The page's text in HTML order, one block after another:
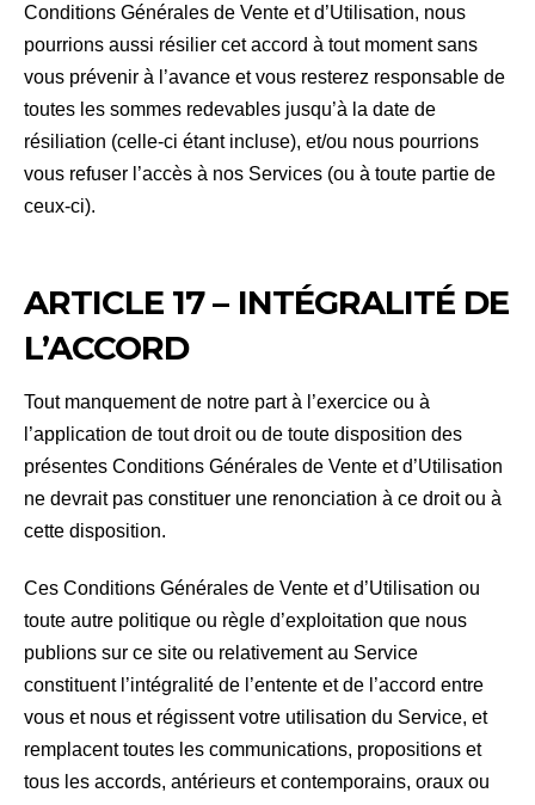
Conditions Générales de Vente et d’Utilisation, nous
pourrions aussi résilier cet accord à tout moment sans
vous prévenir à l’avance et vous resterez responsable de
toutes les sommes redevables jusqu’à la date de
résiliation (celle-ci étant incluse), et/ou nous pourrions
vous refuser l’accès à nos Services (ou à toute partie de
ceux-ci).
ARTICLE 17 – INTÉGRALITÉ DE
L’ACCORD
Tout manquement de notre part à l’exercice ou à
l’application de tout droit ou de toute disposition des
présentes Conditions Générales de Vente et d’Utilisation
ne devrait pas constituer une renonciation à ce droit ou à
cette disposition.
Ces Conditions Générales de Vente et d’Utilisation ou
toute autre politique ou règle d’exploitation que nous
publions sur ce site ou relativement au Service
constituent l’intégralité de l’entente et de l’accord entre
vous et nous et régissent votre utilisation du Service, et
remplacent toutes les communications, propositions et
tous les accords, antérieurs et contemporains, oraux ou